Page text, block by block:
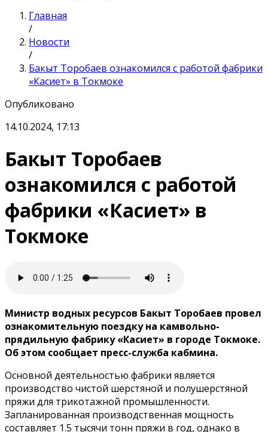
Главная
/
Новости
/
Бакыт Торобаев ознакомился с работой фабрики
«Касиет» в Токмоке
Опубликовано
14.10.2024, 17:13
Бакыт Торобаев
ознакомился с работой
фабрики «Касиет» в
Токмоке
Министр водных ресурсов Бакыт Торобаев провел
ознакомительную поездку на камвольно-
прядильную фабрику «Касиет» в городе Токмоке.
Об этом сообщает пресс-служба кабмина.
Основной деятельностью фабрики является
производство чистой шерстяной и полушерстяной
пряжи для трикотажной промышленности.
Запланированная производственная мощность
составляет 1.5 тысячи тонн пряжи в год, однако в